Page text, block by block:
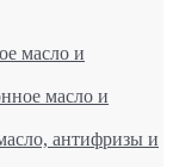
масло и
масло и
антифризы и